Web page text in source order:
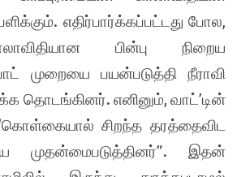
எதிர்பார்க்கப்பட்டது போல,
பின்பு நிறைய
முறையை பயன்படுத்தி நீராவி
தொடங்கினர். எனினும், வாட்’டின்
சிறந்த தரத்தைவிட
முதன்மைபடுத்தினர்”. இதன்